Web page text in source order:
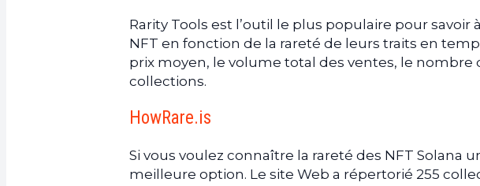
Rarity Tools est l’outil le plus populaire pour savoir
NFT en fonction de la rareté de leurs traits en
prix moyen, le volume total des ventes, le
collections.
HowRare.is
Si vous voulez connaître la rareté des NFT Solana
meilleure option. Le site Web a répertorié 255